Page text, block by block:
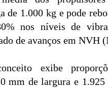
de 1.000 kg e pode
nos níveis de
de avanços em NVH
exibe
mm de largura e